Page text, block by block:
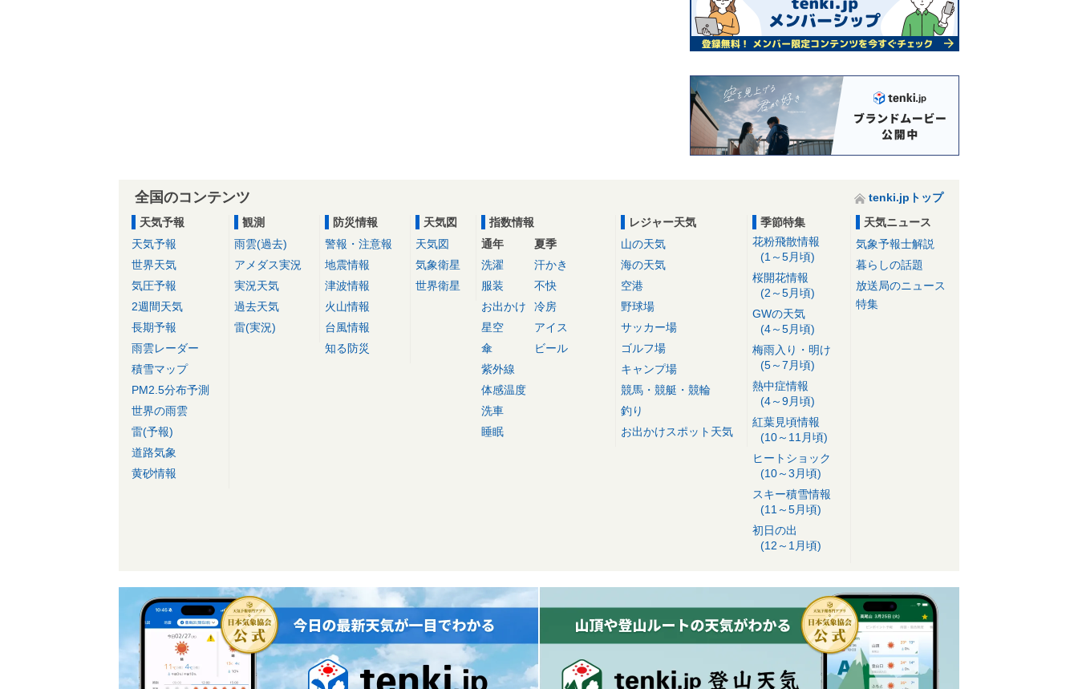
全国のコンテンツ
tenki.jpトップ
天気予報
天気予報
世界天気
気圧予報
2週間天気
長期予報
雨雲レーダー
積雪マップ
PM2.5分布予測
世界の雨雲
雷(予報)
道路気象
黄砂情報
観測
雨雲(過去)
アメダス実況
実況天気
過去天気
雷(実況)
防災情報
警報・注意報
地震情報
津波情報
火山情報
台風情報
知る防災
天気図
天気図
気象衛星
世界衛星
指数情報
通年
洗濯
服装
お出かけ
星空
傘
紫外線
体感温度
洗車
睡眠
夏季
汗かき
不快
冷房
アイス
ビール
レジャー天気
山の天気
海の天気
空港
野球場
サッカー場
ゴルフ場
キャンプ場
競馬・競艇・競輪
釣り
お出かけスポット天気
季節特集
花粉飛散情報
(1～5月頃)
桜開花情報
(2～5月頃)
GWの天気
(4～5月頃)
梅雨入り・明け
(5～7月頃)
熱中症情報
(4～9月頃)
紅葉見頃情報
(10～11月頃)
ヒートショック
(10～3月頃)
スキー積雪情報
(11～5月頃)
初日の出
(12～1月頃)
天気ニュース
気象予報士解説
暮らしの話題
放送局のニュース
特集